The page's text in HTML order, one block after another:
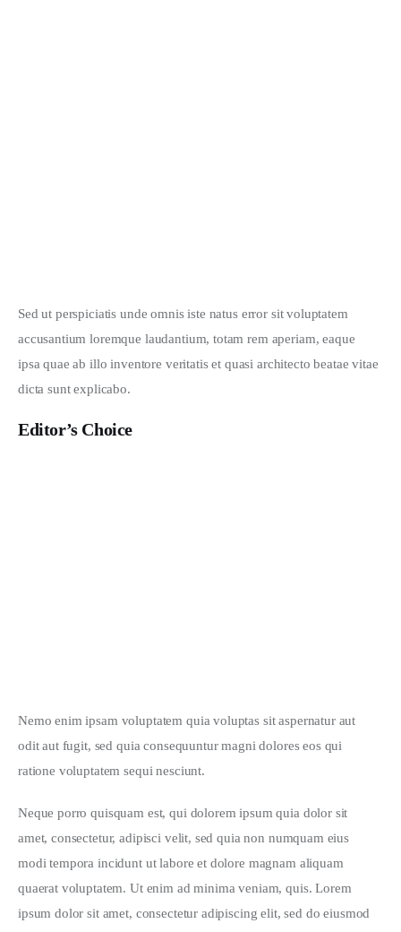
Sed ut perspiciatis unde omnis iste natus error sit voluptatem
accusantium loremque laudantium, totam rem aperiam, eaque
ipsa quae ab illo inventore veritatis et quasi architecto beatae vitae
dicta sunt explicabo.
Editor’s Choice
Nemo enim ipsam voluptatem quia voluptas sit aspernatur aut
odit aut fugit, sed quia consequuntur magni dolores eos qui
ratione voluptatem sequi nesciunt.
Neque porro quisquam est, qui dolorem ipsum quia dolor sit
amet, consectetur, adipisci velit, sed quia non numquam eius
modi tempora incidunt ut labore et dolore magnam aliquam
quaerat voluptatem. Ut enim ad minima veniam, quis. Lorem
ipsum dolor sit amet, consectetur adipiscing elit, sed do eiusmod